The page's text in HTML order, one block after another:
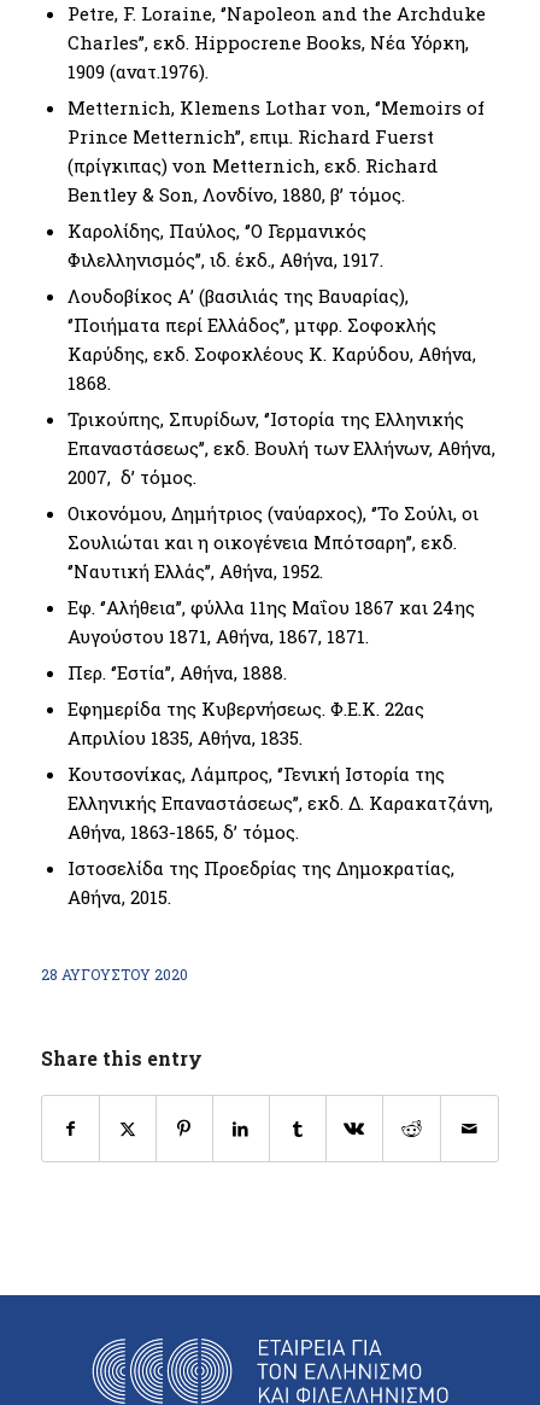
Petre, F. Loraine, ‘’Napoleon and the Archduke
Charles’’, εκδ. Hippocrene Books, Νέα Υόρκη,
1909 (ανατ.1976).
Metternich, Klemens Lothar von, ‘’Memoirs of
Prince Metternich’’, επιμ. Richard Fuerst
(πρίγκιπας) von Metternich, εκδ. Richard
Bentley & Son, Λονδίνο, 1880, β’ τόμος.
Καρολίδης, Παύλος, ‘’Ο Γερμανικός
Φιλελληνισμός’’, ιδ. έκδ., Αθήνα, 1917.
Λουδοβίκος Α’ (βασιλιάς της Βαυαρίας),
‘’Ποιήματα περί Ελλάδος’’, μτφρ. Σοφοκλής
Καρύδης, εκδ. Σοφοκλέους Κ. Καρύδου, Αθήνα,
1868.
Τρικούπης, Σπυρίδων, ‘’Ιστορία της Ελληνικής
Επαναστάσεως’’, εκδ. Βουλή των Ελλήνων, Αθήνα,
2007, δ’ τόμος.
Οικονόμου, Δημήτριος (ναύαρχος), ‘’Το Σούλι, οι
Σουλιώται και η οικογένεια Μπότσαρη’’, εκδ.
‘’Ναυτική Ελλάς’’, Αθήνα, 1952.
Εφ. ‘’Αλήθεια’’, φύλλα 11ης Μαΐου 1867 και 24ης
Αυγούστου 1871, Αθήνα, 1867, 1871.
Περ. ‘’Εστία’’, Αθήνα, 1888.
Εφημερίδα της Κυβερνήσεως. Φ.Ε.Κ. 22ας
Απριλίου 1835, Αθήνα, 1835.
Κουτσονίκας, Λάμπρος, ‘’Γενική Ιστορία της
Ελληνικής Επαναστάσεως’’, εκδ. Δ. Καρακατζάνη,
Αθήνα, 1863-1865, δ’ τόμος.
Ιστοσελίδα της Προεδρίας της Δημοκρατίας,
Αθήνα, 2015.
28 ΑΥΓΟΎΣΤΟΥ 2020
Share this entry